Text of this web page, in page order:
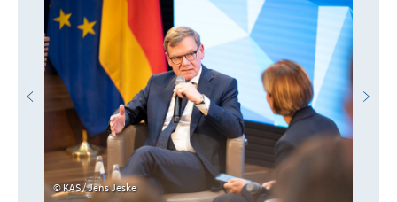
KAS / Jens Jeske